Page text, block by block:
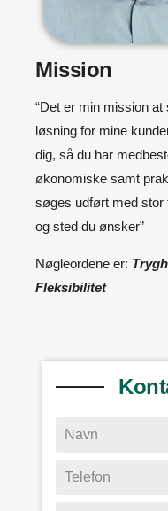
Mission
“Det er min mission
løsning for mine
dig, så du har
økonomiske samt
søges udført med stor
og sted du ønsker”
Nøgleordene er:
Fleksibilitet